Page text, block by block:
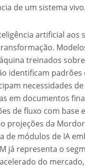
de um sistema vivo.
artificial aos
treinados
identificam padrões
necessidades
em documentos
de fluxo com base
projeções da
de módulos de IA
já representa o
do